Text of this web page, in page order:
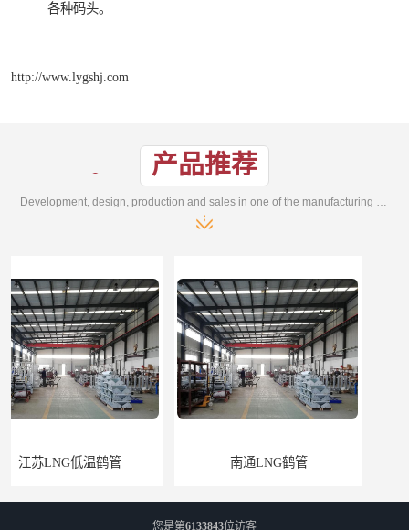
各种码头。
http://www.lygshj.com
产品推荐
南通LNG鹤管 江苏LNG鹤管
您是第6133843位访客